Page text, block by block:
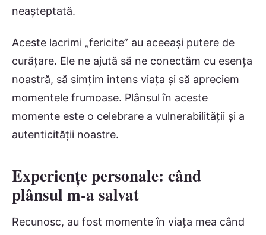
neașteptată.
Aceste lacrimi „fericite” au aceeași putere de
curățare. Ele ne ajută să ne conectăm cu esența
noastră, să simțim intens viața și să apreciem
momentele frumoase. Plânsul în aceste
momente este o celebrare a vulnerabilității și a
autenticității noastre.
Experiențe personale: când
plânsul m-a salvat
Recunosc, au fost momente în viața mea când